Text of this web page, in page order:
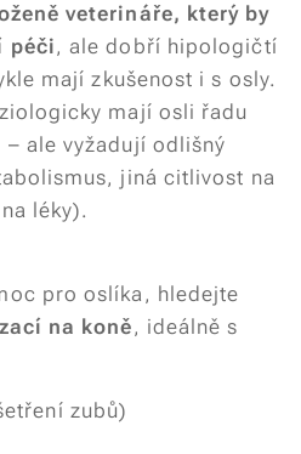
veterináře, který by
péči, ale dobří hipologičtí
mají zkušenost i s osly.
mají osli řadu
ale vyžadují odlišný
jiná citlivost na
léky).
pro oslíka, hledejte
na koně, ideálně s
zubů)